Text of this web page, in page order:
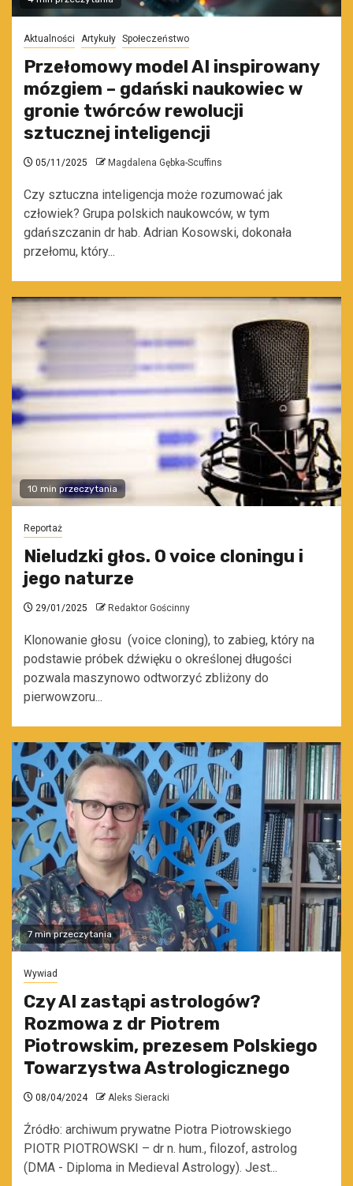
Aktualności Artykuły Społeczeństwo
Przełomowy model AI inspirowany
mózgiem – gdański naukowiec w
gronie twórców rewolucji
sztucznej inteligencji
05/11/2025 Magdalena Gębka-Scuffins
Czy sztuczna inteligencja może rozumować jak
człowiek? Grupa polskich naukowców, w tym
gdańszczanin dr hab. Adrian Kosowski, dokonała
przełomu, który...
10 min przeczytania
Reportaż
Nieludzki głos. O voice cloningu i
jego naturze
29/01/2025 Redaktor Gościnny
Klonowanie głosu (voice cloning), to zabieg, który na
podstawie próbek dźwięku o określonej długości
pozwala maszynowo odtworzyć zbliżony do
pierwowzoru...
7 min przeczytania
Wywiad
Czy AI zastąpi astrologów?
Rozmowa z dr Piotrem
Piotrowskim, prezesem Polskiego
Towarzystwa Astrologicznego
08/04/2024 Aleks Sieracki
Źródło: archiwum prywatne Piotra Piotrowskiego
PIOTR PIOTROWSKI – dr n. hum., filozof, astrolog
(DMA - Diploma in Medieval Astrology). Jest...